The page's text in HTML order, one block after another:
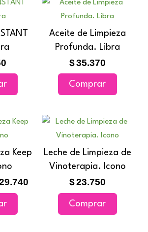
Aceite de Limpieza
Profunda. Libra
$35.370
Comprar
Keep
Rango
desde
$20.920
$29.740
Este
tiene
Leche de Limpieza de
Vinoterapia. Icono
$23.750
Comprar